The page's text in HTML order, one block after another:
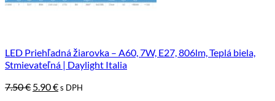
LED Priehľadná žiarovka – A60, 7W, E27, 806lm, Teplá biela,
Stmievateľná | Daylight Italia
7.50€ Pôvodná
5.90€Aktuálna
s DPH